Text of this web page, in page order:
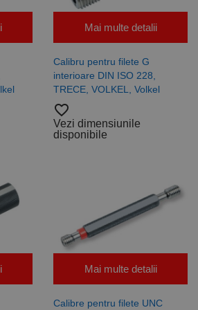
Mai multe detalii
Calibru pentru filete G
interioare DIN ISO 228,
TRECE, VOLKEL, Volkel
favorite_border
Vezi dimensiunile
disponibile
Mai multe detalii
Calibre pentru filete UNC
Script.com să
corect.
www.rocast.ro
luni
generat de
bazate pe
limbajul PHP.
În mod
normal, este
un număr
generat
poate fi
specific site-
ului, dar un
bun exemplu
menținerea